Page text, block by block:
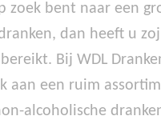
zoek bent naar een
dan heeft u
Bij WDL
aan een ruim
alcoholische